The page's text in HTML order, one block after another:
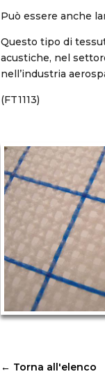
Può essere anche
Questo tipo di
acustiche, nel
nell’industria
(FT1113)
← Torna all'elenco